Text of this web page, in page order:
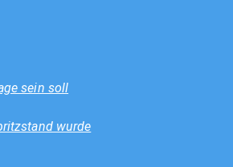
sein soll
wurde